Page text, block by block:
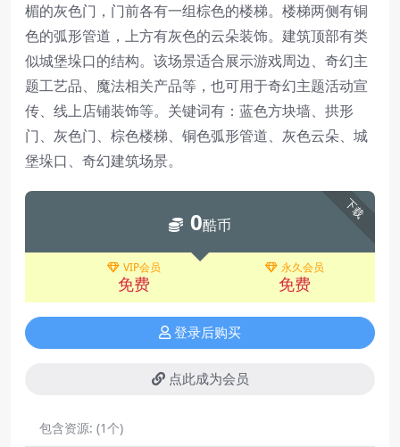
楣的灰色门，门前各有一组棕色的楼梯。楼梯两侧有铜
色的弧形管道，上方有灰色的云朵装饰。建筑顶部有类
似城堡垛口的结构。该场景适合展示游戏周边、奇幻主
题工艺品、魔法相关产品等，也可用于奇幻主题活动宣
传、线上店铺装饰等。关键词有：蓝色方块墙、拱形
门、灰色门、棕色楼梯、铜色弧形管道、灰色云朵、城
堡垛口、奇幻建筑场景。
下载
0酷币
VIP会员
免费
永久会员
免费
登录后购买
点此成为会员
包含资源: (1个)